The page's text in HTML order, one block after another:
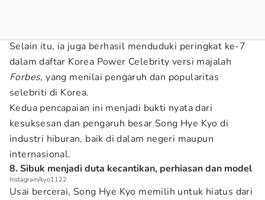
Selain itu, ia juga berhasil menduduki peringkat ke-7
dalam daftar Korea Power Celebrity versi majalah
Forbes, yang menilai pengaruh dan popularitas
selebriti di Korea.
Kedua pencapaian ini menjadi bukti nyata dari
kesuksesan dan pengaruh besar Song Hye Kyo di
industri hiburan, baik di dalam negeri maupun
internasional.
8. Sibuk menjadi duta kecantikan, perhiasan dan model
Instagram/kyo1122
Usai bercerai, Song Hye Kyo memilih untuk hiatus dari